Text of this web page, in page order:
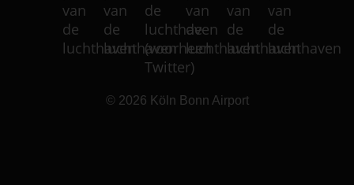
© 2026 Köln Bonn Airport